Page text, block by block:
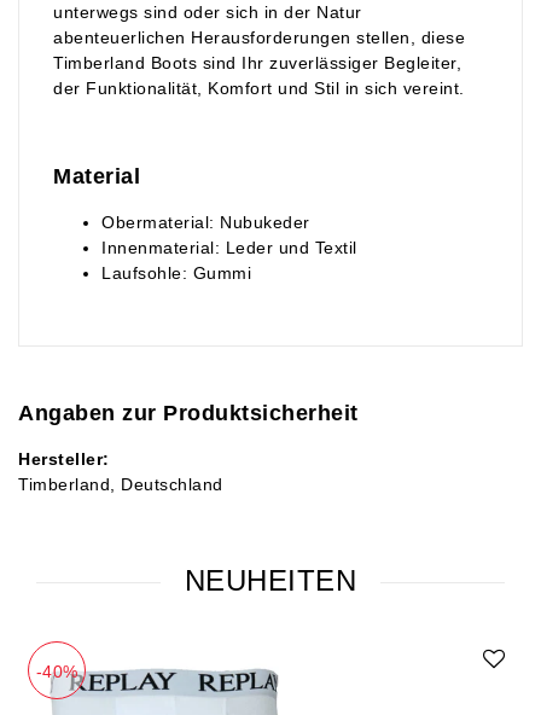
unterwegs sind oder sich in der Natur
abenteuerlichen Herausforderungen stellen, diese
Timberland Boots sind Ihr zuverlässiger Begleiter,
der Funktionalität, Komfort und Stil in sich vereint.
Material
Obermaterial: Nubukeder
Innenmaterial: Leder und Textil
Laufsohle: Gummi
Angaben zur Produktsicherheit
Hersteller:
Timberland
Deutschland
NEUHEITEN
-40%